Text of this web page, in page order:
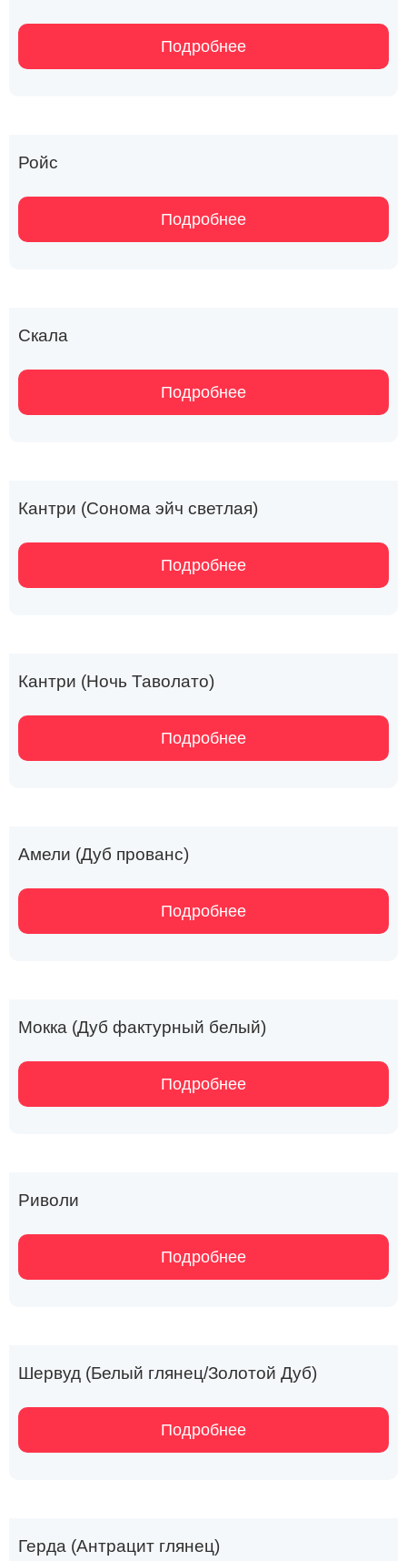
Подробнее
Ройс
Подробнее
Скала
Подробнее
Кантри (Сонома эйч светлая)
Подробнее
Кантри (Ночь Таволато)
Подробнее
Амели (Дуб прованс)
Подробнее
Мокка (Дуб фактурный белый)
Подробнее
Риволи
Подробнее
Шервуд (Белый глянец/Золотой Дуб)
Подробнее
Герда (Антрацит глянец)